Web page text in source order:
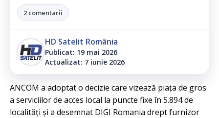
2 comentarii
HD Satelit România
Publicat: 19 mai 2026
Actualizat: 7 iunie 2026
ANCOM a adoptat o decizie care vizează piața de gros
a serviciilor de acces local la puncte fixe în 5.894 de
localități și a desemnat DIGI Romania drept furnizor